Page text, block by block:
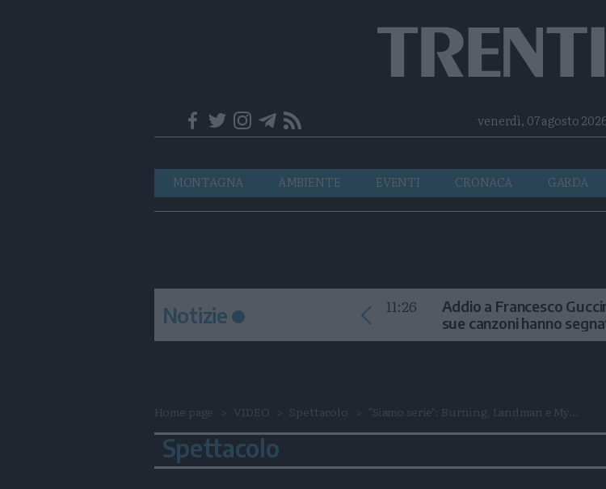
Telegram
RSSvenerdì, 07 agosto
Navigazione
principale
MONTAGNA AMBIENTE EVENTI CRONACA GARDA
Notizie 11:26
Addio a Francesco
sue canzoni hanno
la storia
Home page VIDEO Spettacolo "Siamo serie": Burning, Landman e My...
Spettacolo